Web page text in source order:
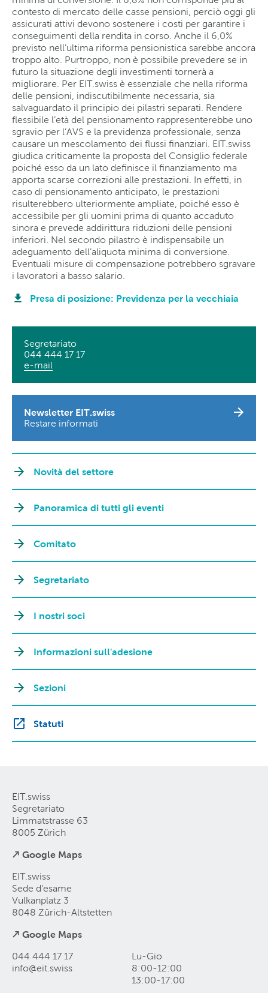
contesto di mercato delle casse pensioni, perciò oggi gli
assicurati attivi devono sostenere i costi per garantire i
conseguimenti della rendita in corso. Anche il 6,0%
previsto nell’ultima riforma pensionistica sarebbe ancora
troppo alto. Purtroppo, non è possibile prevedere se in
futuro la situazione degli investimenti tornerà a
migliorare. Per EIT.swiss è essenziale che nella riforma
delle pensioni, indiscutibilmente necessaria, sia
salvaguardato il principio dei pilastri separati. Rendere
flessibile l’età del pensionamento rappresenterebbe uno
sgravio per l’AVS e la previdenza professionale, senza
causare un mescolamento dei flussi finanziari. EIT.swiss
giudica criticamente la proposta del Consiglio federale
poiché esso da un lato definisce il finanziamento ma
apporta scarse correzioni alle prestazioni. In effetti, in
caso di pensionamento anticipato, le prestazioni
risulterebbero ulteriormente ampliate, poiché esso è
accessibile per gli uomini prima di quanto accaduto
sinora e prevede addirittura riduzioni delle pensioni
inferiori. Nel secondo pilastro è indispensabile un
adeguamento dell’aliquota minima di conversione.
Eventuali misure di compensazione potrebbero sgravare
i lavoratori a basso salario.
Presa di posizione: Previdenza per la vecchiaia
Segretariato
044 444 17 17
e-mail
Newsletter EIT.swiss
Restare informati
Novità del settore
Panoramica di tutti gli eventi
Comitato
Segretariato
I nostri soci
Informazioni sull'adesione
Sezioni
Statuti
EIT.swiss
Segretariato
Limmatstrasse 63
8005 Zürich
↗ Google Maps
EIT.swiss
Sede d'esame
Vulkanplatz 3
8048 Zürich-Altstetten
↗ Google Maps
044 444 17 17
info@eit swiss
Lu-Gio
8:00-12:00
13:00-17:00